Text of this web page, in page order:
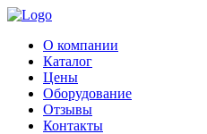
О компании
Каталог
Цены
Оборудование
Отзывы
Контакты